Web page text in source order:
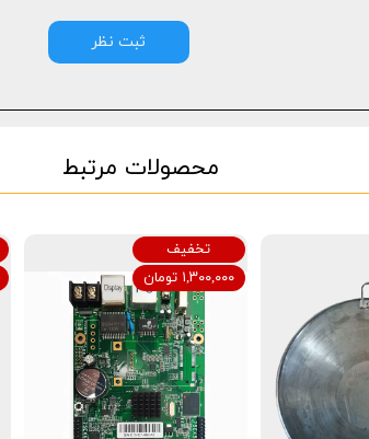
ثبت نظر
محصولات مرتبط
تخفیف
۱,۳۰۰,۰۰۰ تومان